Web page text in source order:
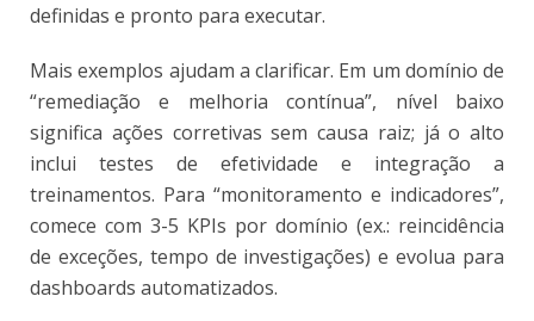
definidas e pronto para executar.
Mais exemplos ajudam a clarificar. Em um domínio de
“remediação e melhoria contínua”, nível baixo
significa ações corretivas sem causa raiz; já o alto
inclui testes de efetividade e integração a
treinamentos. Para “monitoramento e indicadores”,
comece com 3-5 KPIs por domínio (ex.: reincidência
de exceções, tempo de investigações) e evolua para
dashboards automatizados.